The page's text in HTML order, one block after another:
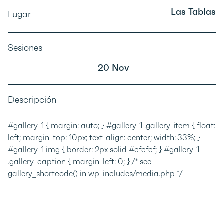
Lugar Las Tablas
Sesiones
20 Nov
Descripción
#gallery-1 { margin: auto; } #gallery-1 .gallery-item { float:
left; margin-top: 10px; text-align: center; width: 33%; }
#gallery-1 img { border: 2px solid #cfcfcf; } #gallery-1
.gallery-caption { margin-left: 0; } /* see
gallery_shortcode() in wp-includes/media.php */